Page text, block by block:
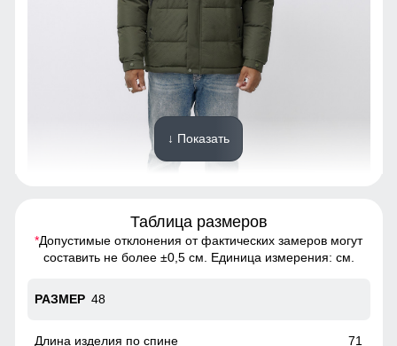
Куртка - идеальный выбор для тех, кто хочет выглядеть
стильно и чувствовать себя комфортно в любую погоду
Капюшон надежно защищает от различных внешних
↓ Показать
Таблица размеров
*Допустимые отклонения от фактических замеров могут
составить не более ±0,5 см. Единица измерения: см.
48
71